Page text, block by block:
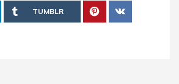
TUMBLR